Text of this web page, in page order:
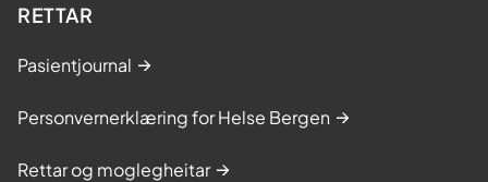
RETTAR
Pasientjournal
Personvernerklæring for Helse Bergen
Rettar og moglegheitar